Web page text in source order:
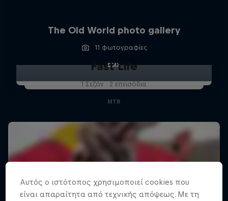
The Old World photo gallery
11 φωτογραφίες
BMX
Fast Life
1 Σεζόν · 2 επεισόδια
MTB
Αυτός ο ιστότοπος χρησιμοποιεί cookies που
είναι απαραίτητα από τεχνικής απόψεως. Με τη